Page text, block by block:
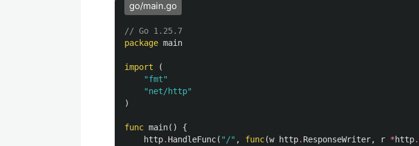
go/main.go
// Go 1.25.7
package main
import
(
"fmt"
"net/http"
)
func main()
{
http. HandleFunc( "/" , func(w http. ResponseWriter, r *http.